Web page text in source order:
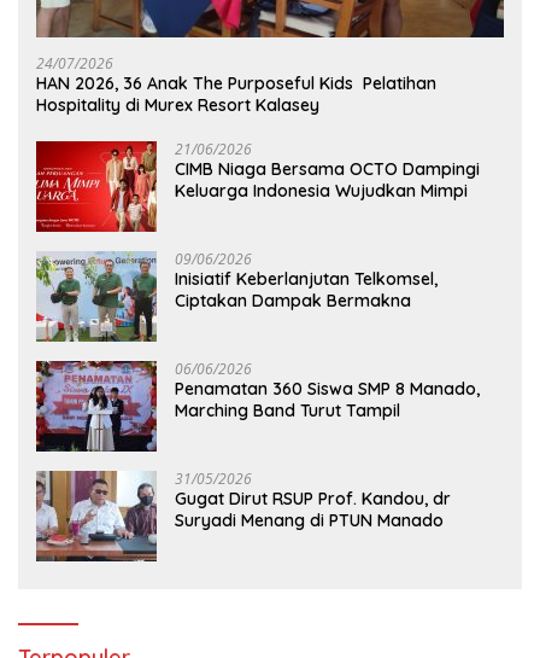
24/07/2026
HAN 2026, 36 Anak The Purposeful Kids Pelatihan
Hospitality di Murex Resort Kalasey
21/06/2026
CIMB Niaga Bersama OCTO Dampingi
Keluarga Indonesia Wujudkan Mimpi
09/06/2026
Inisiatif Keberlanjutan Telkomsel,
Ciptakan Dampak Bermakna
06/06/2026
Penamatan 360 Siswa SMP 8 Manado,
Marching Band Turut Tampil
31/05/2026
Gugat Dirut RSUP Prof. Kandou, dr
Suryadi Menang di PTUN Manado